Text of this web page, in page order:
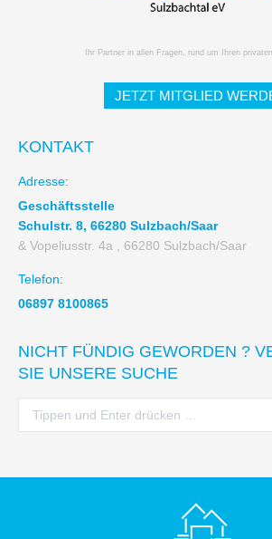
Ihr Partner in allen Fragen, rund um Ihren
JETZT MITGLIED
KONTAKT
Adresse:
Geschäftsstelle
Schulstr. 8, 66280 Sulzbach/Saar
& Vopeliusstr. 4a , 66280 Sulzbach/Saar
Telefon:
06897 8100865
NICHT FÜNDIG GEWORDEN ?
SIE UNSERE SUCHE
Search: